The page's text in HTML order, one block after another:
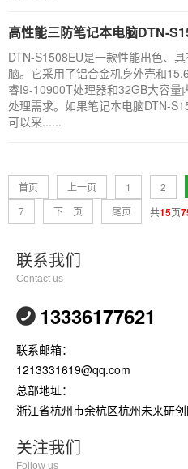
高性能三防笔记本电脑DTN-S1508EU USB口故
DTN-S1508EU是一款性能出色、
脑。它采用了铝合金机身外壳和
睿I9-10900T处理器和32GB大容量
处理需求。如果笔记本电脑DTN-
可以采......
首页 上一页 1 2
7
下一页 尾页 共15页
联系我们
Contact us
13336177621
联系邮箱：
1213331619@qq.com
总部地址：
浙江省杭州市余杭区杭州未来研
关注我们
Follow us